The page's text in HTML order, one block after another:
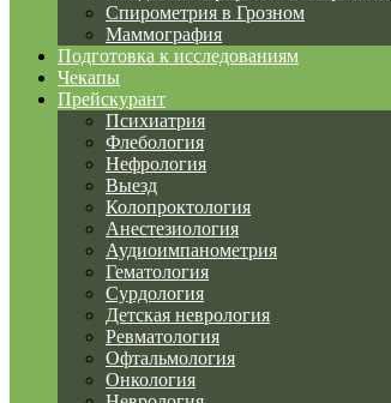
Спирометрия в Грозном
Маммография
Подготовка к исследованиям
Чекапы
Прейскурант
Психиатрия
Флебология
Нефрология
Выезд
Колопроктология
Анестезиология
Аудиоимпанометрия
Гематология
Сурдология
Детская неврология
Ревматология
Офтальмология
Онкология